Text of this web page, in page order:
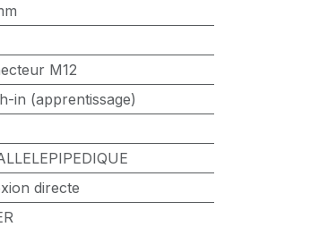
M12
in (apprentissage)
directe